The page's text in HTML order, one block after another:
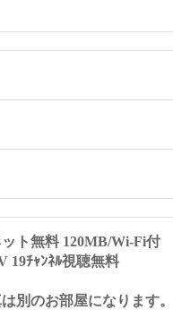
ト無料 120MB/Wi-Fi付
19ﾁｬﾝﾈﾙ視聴無料
別のお部屋になります。